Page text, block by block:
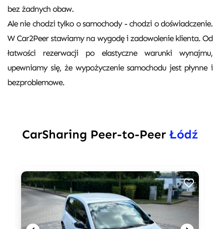
bez żadnych obaw.
Ale nie chodzi tylko o samochody - chodzi o doświadczenie.
W Car2Peer stawiamy na wygodę i zadowolenie klienta. Od
łatwości rezerwacji po elastyczne warunki wynajmu,
upewniamy się, że wypożyczenie samochodu jest płynne i
bezproblemowe.
CarSharing Peer-to-Peer Łódź